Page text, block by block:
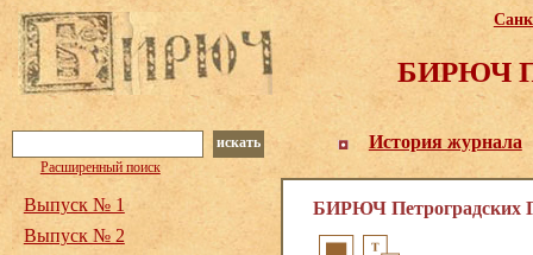
БИРЮЧ
История журнала
искать
Расширенный поиск
БИРЮЧ Петроградских
Выпуск № 1
Выпуск № 2